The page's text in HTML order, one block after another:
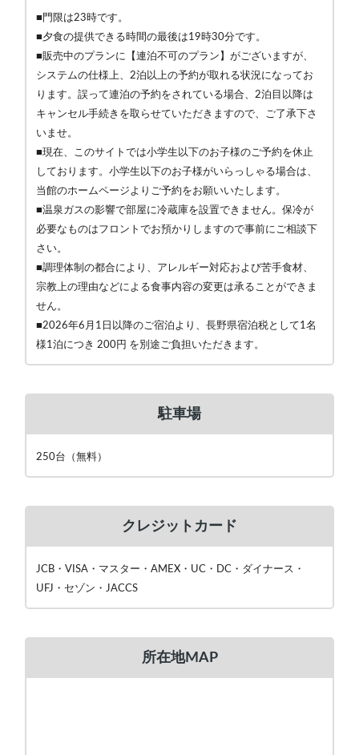
■門限は23時です。
■夕食の提供できる時間の最後は19時30分です。
■販売中のプランに【連泊不可のプラン】がございますが、
システムの仕様上、2泊以上の予約が取れる状況になってお
ります。誤って連泊の予約をされている場合、2泊目以降は
キャンセル手続きを取らせていただきますので、ご了承下さ
いませ。
■現在、このサイトでは小学生以下のお子様のご予約を休止
しております。小学生以下のお子様がいらっしゃる場合は、
当館のホームページよりご予約をお願いいたします。
■温泉ガスの影響で部屋に冷蔵庫を設置できません。保冷が
必要なものはフロントでお預かりしますので事前にご相談下
さい。
■調理体制の都合により、アレルギー対応および苦手食材、
宗教上の理由などによる食事内容の変更は承ることができま
せん。
■2026年6月1日以降のご宿泊より、長野県宿泊税として1名
様1泊につき 200円 を別途ご負担いただきます。
駐車場
250台（無料）
クレジットカード
JCB・VISA・マスター・AMEX・UC・DC・ダイナース・
UFJ・セゾン・JACCS
所在地MAP